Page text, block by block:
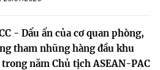
- Dấu ấn của cơ quan phòng,
tham nhũng hàng đầu khu
năm Chủ tịch ASEAN-PAC